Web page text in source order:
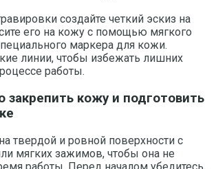
создайте четкий эскиз на
его на кожу с помощью мягкого
маркера для кожи.
линии, чтобы избежать лишних
работы.
закрепить кожу и подготовить
твердой и ровной поверхности с
мягких зажимов, чтобы она не
работы. Перед началом убедитесь,